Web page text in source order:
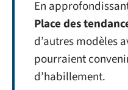
En
Place des
d’autres modèles
pourraient
d’habillement.